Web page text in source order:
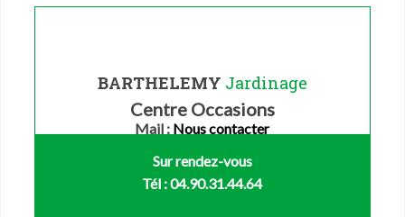
BARTHELEMY Jardinage
Centre Occasions
Mail : Nous contacter
Sur rendez-vous
Tél : 04.90.31.44.64